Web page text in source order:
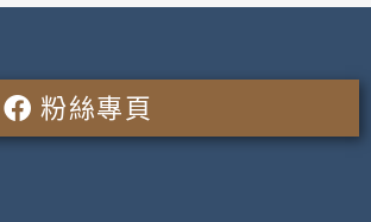
粉絲專頁